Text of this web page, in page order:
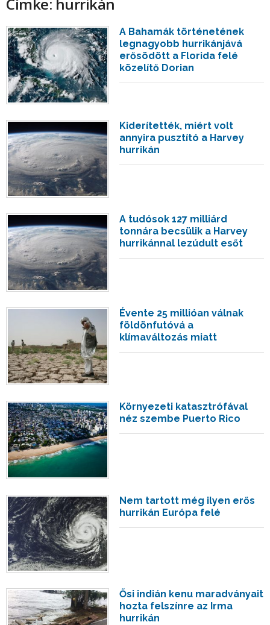
A Bahamák történetének
legnagyobb hurrikánjává
erősödött a Florida felé
közelítő Dorian
Kiderítették, miért volt
annyira pusztító a Harvey
hurrikán
A tudósok 127 milliárd
tonnára becsülik a Harvey
hurrikánnal lezúdult esőt
Évente 25 millióan válnak
földönfutóvá a
klímaváltozás miatt
Környezeti katasztrófával
néz szembe Puerto Rico
Nem tartott még ilyen erős
hurrikán Európa felé
Ősi indián kenu maradványait
hozta felszínre az Irma
hurrikán